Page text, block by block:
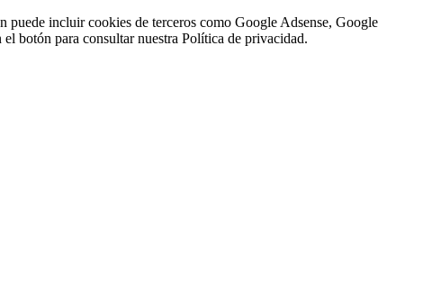
incluir cookies de terceros como Google Adsense, Google
botón para consultar nuestra Política de privacidad.